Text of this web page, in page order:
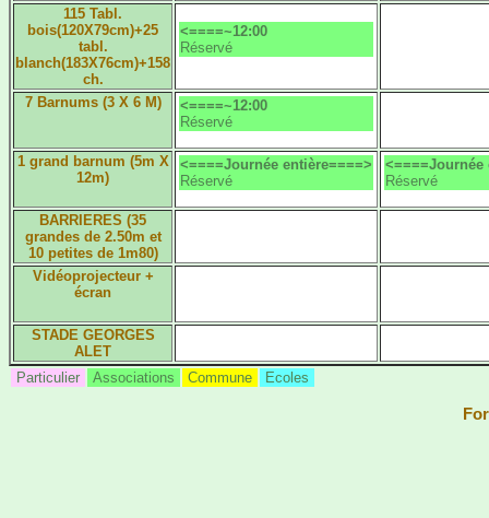
115 Tabl.
bois(120X79cm)+25
tabl.
blanch(183X76cm)+158
ch.
<====~12:00
Réservé
7 Barnums (3 X 6 M)
<====~12:00
Réservé
1 grand barnum (5m X
12m)
<====Journée entière====>
Réservé
<====Journée
Réservé
BARRIERES (35
grandes de 2.50m et
10 petites de 1m80)
Vidéoprojecteur +
écran
STADE GEORGES
ALET
Particulier
Associations Commune Ecoles